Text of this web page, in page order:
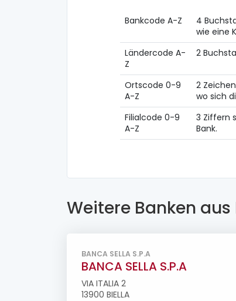
Bankcode A-Z
4
wie eine
Ländercode A-
Z
2
Ortscode 0-9
A-Z
2
wo sich
Filialcode 0-9
A-Z
3 Ziffern
Bank.
Weitere Banken aus
BANCA SELLA S.P.A
BANCA SELLA S.P.A
VIA ITALIA 2
13900 BIELLA